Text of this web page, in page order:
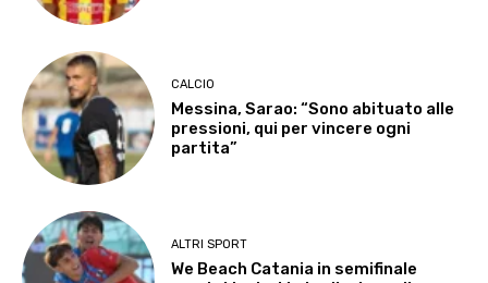
CALCIO
Messina, Sarao: “Sono abituato alle
pressioni, qui per vincere ogni
partita”
ALTRI SPORT
We Beach Catania in semifinale